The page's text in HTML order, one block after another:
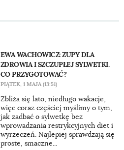
EWA WACHOWICZ: ZUPY DLA
ZDROWIA I SZCZUPŁEJ SYLWETKI.
CO PRZYGOTOWAĆ?
PIĄTEK, 1 MAJA (13:51)
Zbliża się lato, niedługo wakacje,
więc coraz częściej myślimy o tym,
jak zadbać o sylwetkę bez
wprowadzania restrykcyjnych diet i
wyrzeczeń. Najlepiej sprawdzają się
proste, smaczne...